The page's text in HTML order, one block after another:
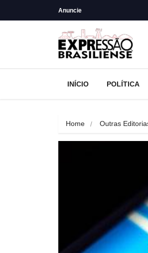
Anuncie
INÍCIO POLÍTICA
Home Outras